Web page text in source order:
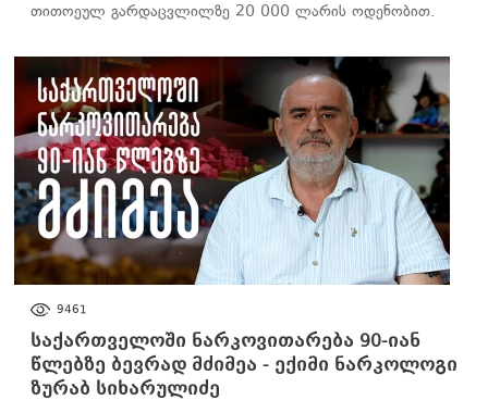
თითოეულ გარდაცვლილზე 20 000 ლარის ოდენობით.
9461
საქართველოში ნარკოვითარება 90-იან
წლებზე ბევრად მძიმეა - ექიმი ნარკოლოგი
ზურაბ სიხარულიძე